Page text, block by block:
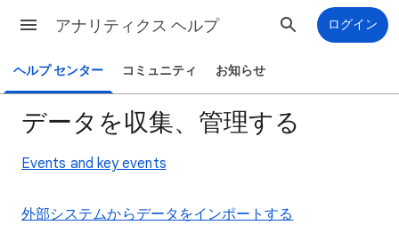
アナリティクス ヘルプ ログイン
ヘルプ センター コミュニティ お知らせ
データを収集、管理する
Events and key events
外部システムからデータをインポートする